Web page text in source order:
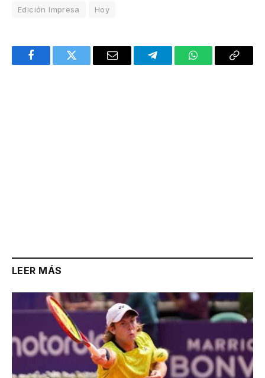
Edición Impresa Hoy
FacebookTwitter Email TelegramWhatsAppCopy
LEER MÁS